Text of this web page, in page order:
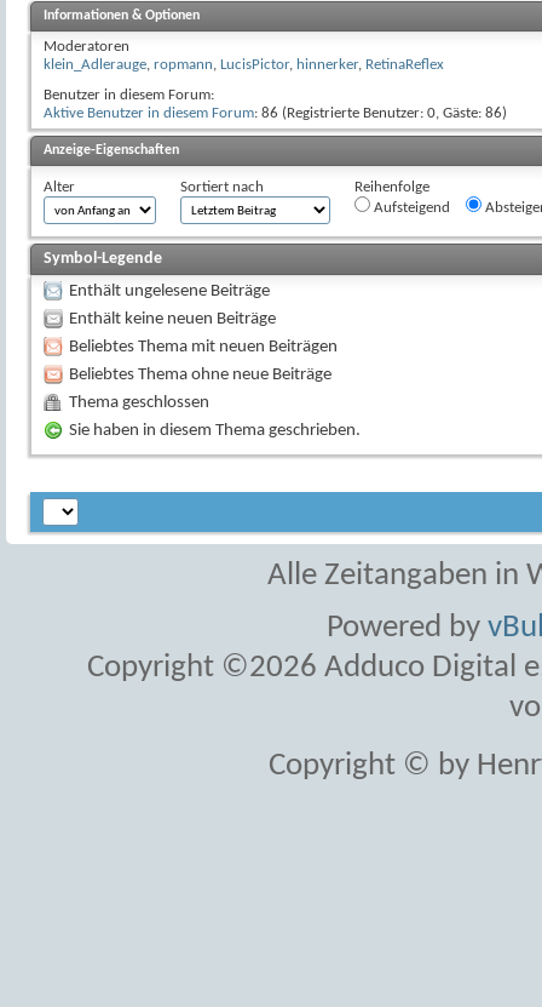
Informationen & Optionen
Moderatoren
klein_Adlerauge, ropmann, LucisPictor, hinnerker, RetinaReflex
Benutzer in diesem Forum:
Aktive Benutzer in diesem Forum: 86 (Registrierte Benutzer: 0, Gäste: 86)
Anzeige-Eigenschaften
Alter Sortiert nach
Reihenfolge
Aufsteigend
Symbol-Legende
Enthält ungelesene Beiträge
Enthält keine neuen Beiträge
Beliebtes Thema mit neuen Beiträgen
Beliebtes Thema ohne neue Beiträge
Thema geschlossen
Sie haben in diesem Thema geschrieben.
Alle Zeitangaben in
Powered by
Copyright ©2026 Adduco Digital
Copyright © by